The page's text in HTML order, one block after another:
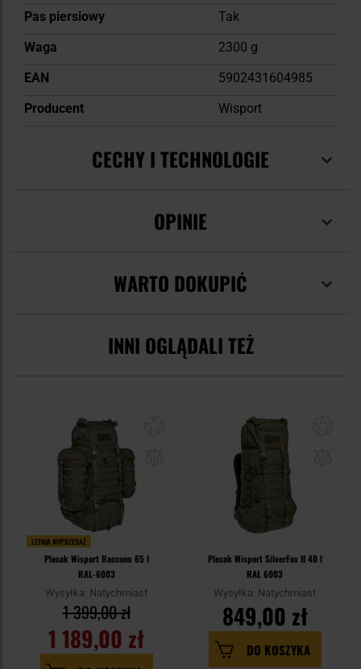
Pas piersiowy
Tak
Waga
2300 g
EAN
5902431604985
Producent
Wisport
CECHY I TECHNOLOGIE
OPINIE
WARTO DOKUPIĆ
INNI OGLĄDALI TEŻ
LETNIA WYPRZEDAŻ
Plecak Wisport Raccoon 65 l
RAL-6003
Wysyłka: Natychmiast
1 189,00 zł
1 399,00 zł
Plecak Wisport SilverFox II 40 l
RAL 6003
Wysyłka: Natychmiast
849,00 zł
DO KOSZYKA